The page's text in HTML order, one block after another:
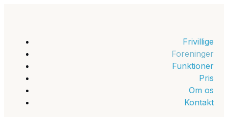
Frivillige
Foreninger
Funktioner
Pris
Om os
Kontakt